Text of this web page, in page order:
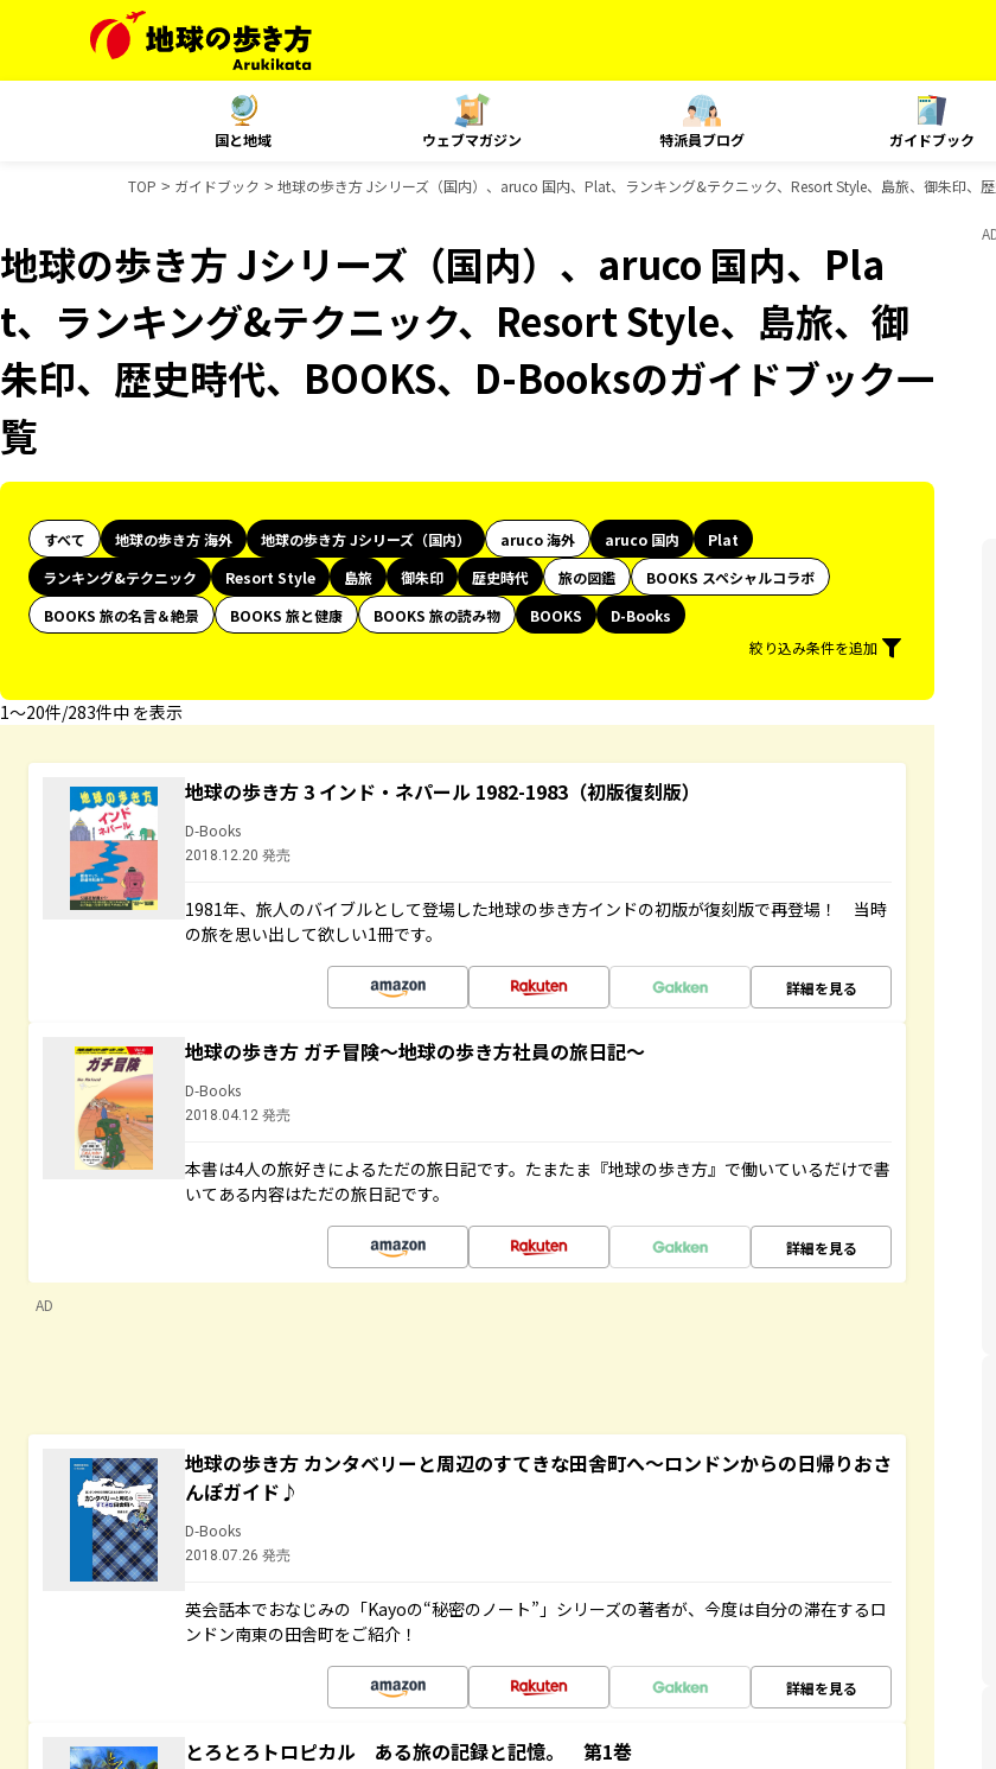
国と地域 ウェブマガジン 特派員ブログ ガイドブック
TOP ガイドブック 地球の歩き方 Jシリーズ（国内）、aruco 国内、Plat、ランキング&テクニック、Resort Style、島旅、御朱印、
地球の歩き方 Jシリーズ（国内）、aruco 国内、Pla
t、ランキング&テクニック、Resort Style、島旅、御
朱印、歴史時代、BOOKS、D-Booksのガイドブック一
覧
すべて 地球の歩き方 海外 地球の歩き方 Jシリーズ（国内） aruco 海外 aruco 国内
Plat
ランキング&テクニック
Resort Style 島旅 御朱印 歴史時代 旅の図鑑
BOOKS スペシャルコラボ
BOOKS 旅の名言＆絶景
BOOKS 旅と健康 BOOKS 旅の読み物 BOOKS
D-Books
絞り込み条件を追加
1〜20件/283件中 を表示
地球の歩き方 3 インド・ネパール 1982-1983（初版復刻版）
D-Books
2018.12.20 発売
1981年、旅人のバイブルとして登場した地球の歩き方インドの初版が復刻版で再登場！ 当時
の旅を思い出して欲しい1冊です。
詳細を見る
地球の歩き方 ガチ冒険～地球の歩き方社員の旅日記～
D-Books
2018.04.12 発売
本書は4人の旅好きによるただの旅日記です。たまたま『地球の歩き方』で働いているだけで書
いてある内容はただの旅日記です。
詳細を見る
AD
地球の歩き方 カンタベリーと周辺のすてきな田舎町へ～ロンドンからの日帰りおさ
んぽガイド♪
D-Books
2018.07.26 発売
英会話本でおなじみの「Kayoの“秘密のノート”」シリーズの著者が、今度は自分の滞在するロ
ンドン南東の田舎町をご紹介！
詳細を見る
とろとろトロピカル ある旅の記録と記憶。 第1巻